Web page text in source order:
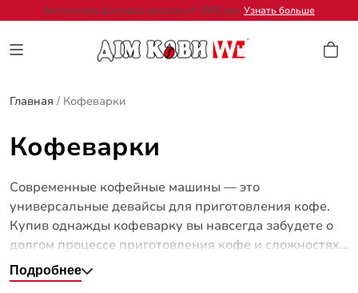
Бесплатная доставка заказов от 2000 грн. Узнать больше
Главная / Кофеварки
Кофеварки
Современные кофейные машины — это
универсальные девайсы для приготовления кофе.
Купив однажды кофеварку вы навсегда забудете о
долгом процессе приготовления кофе и сложностях.
Современные кофеварки имеют широкий набор
функционала — они могут быстро приготовить
Подробнее